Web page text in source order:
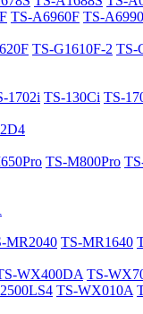
TS-A6960F TS-
TS-G1610F-2 TS-
1702i TS-130Ci TS-
TS-M800Pro
MR2040 TS-MR1640
WX400DA TS-
TS-WX010A